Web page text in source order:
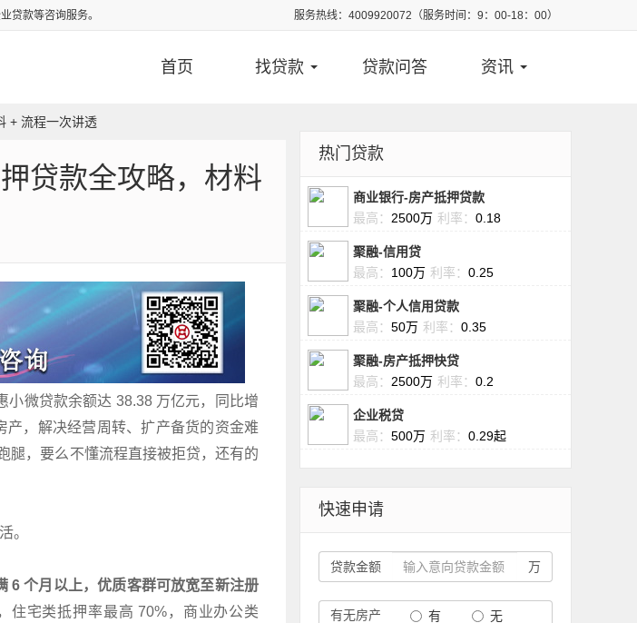
贷款等咨询服务。 服务热线：4009920072（服务时间：9：00-18：00）
首页 找贷款 贷款问答 资讯
+ 流程一次讲透
贷款全攻略，材料
小微贷款余额达 38.38 万亿元，同比增
，解决经营周转、扩产备货的资金难
腿，要么不懂流程直接被拒贷，还有的
。
6 个月以上，优质客群可放宽至新注册
住宅类抵押率最高 70%，商业办公类
热门贷款
商业银行-房产抵押贷款
最高： 2500万 利率： 0.18
聚融-信用贷
最高： 100万 利率： 0.25
聚融-个人信用贷款
最高： 50万 利率： 0.35
聚融-房产抵押快贷
最高： 2500万 利率： 0.2
企业税贷
最高： 500万 利率： 0.29起
快速申请
贷款金额 万
有无房产 有 无